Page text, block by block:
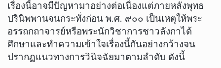
เรื่องนี้อาจมีปัญหามาอย่างต่อเนื่องแต่ภายหลังพุทธ
ปรินิพพานจนกระทั่งก่อน พ.ศ. ๙๐๐ เป็นเหตุให้พระ
อรรถกถาจารย์หรือพระนักวิชาการชาวลังกาได้
ศึกษาและทำความเข้าใจเรื่องนี้กันอย่างกว้างจน
ปรากฏแนวทางการวินิจฉัยมาตามลำดับ ดังนี้